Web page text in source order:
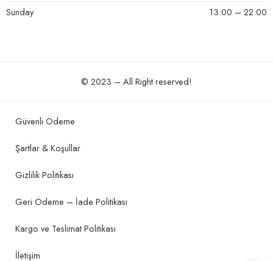
icimi rahat genelde gunde bir kere bu cayi icmeye
begendim
5 üzerinden
khafidz(doğrulanmış kullanıcı)
zayıflama için kesinlikle kullanılması gereken bir ürün ben
Sunday
13:00 – 22:00
© 2023 – All Right reserved!
Güvenli Ödeme
Şartlar & Koşullar
Gizlilik Politikası
Geri Ödeme – İade Politikası
Kargo ve Teslimat Politikası
İletişim